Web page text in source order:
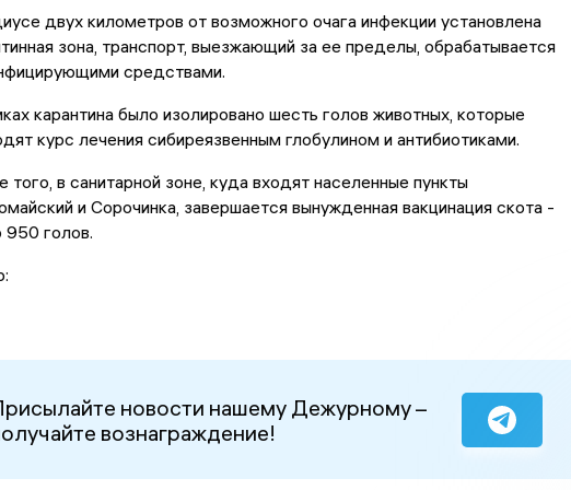
двух километров от возможного очага инфекции установлена
зона, транспорт, выезжающий за ее пределы, обрабатывается
средствами.
карантина было изолировано шесть голов животных, которые
курс лечения сибиреязвенным глобулином и антибиотиками.
того, в санитарной зоне, куда входят населенные пункты
и Сорочинка, завершается вынужденная вакцинация скота -
950 голов.
новости нашему Дежурному –
вознаграждение!